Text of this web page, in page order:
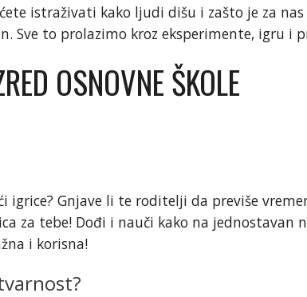
istraživati kako ljudi dišu i zašto je za
Sve to prolazimo kroz eksperimente, igru i
OSNOVNE ŠKOLE
Gnjave li te roditelji da previše
za tebe! Dođi i nauči kako na
i korisna!